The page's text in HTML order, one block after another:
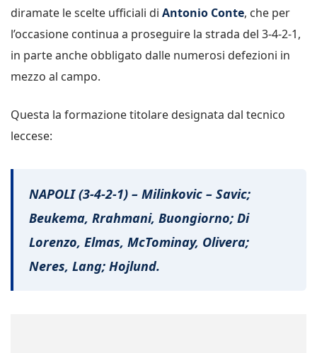
diramate le scelte ufficiali di Antonio Conte, che per
l’occasione continua a proseguire la strada del 3-4-2-1,
in parte anche obbligato dalle numerosi defezioni in
mezzo al campo.
Questa la formazione titolare designata dal tecnico
leccese:
NAPOLI (3-4-2-1) – Milinkovic – Savic;
Beukema, Rrahmani, Buongiorno; Di
Lorenzo, Elmas, McTominay, Olivera;
Neres, Lang; Hojlund.